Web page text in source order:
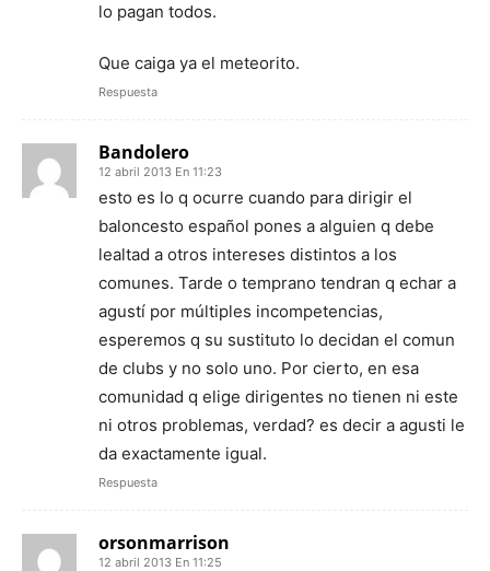
lo pagan todos.
Que caiga ya el meteorito.
Respuesta
Bandolero
12 abril 2013 En 11:23
esto es lo q ocurre cuando para dirigir el
baloncesto español pones a alguien q debe
lealtad a otros intereses distintos a los
comunes. Tarde o temprano tendran q echar a
agustí por múltiples incompetencias,
esperemos q su sustituto lo decidan el comun
de clubs y no solo uno. Por cierto, en esa
comunidad q elige dirigentes no tienen ni este
ni otros problemas, verdad? es decir a agusti le
da exactamente igual.
Respuesta
orsonmarrison
12 abril 2013 En 11:25